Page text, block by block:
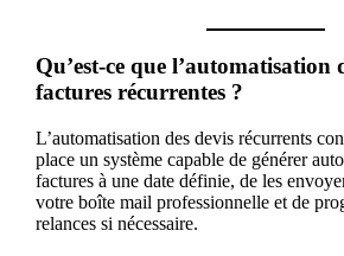
Qu’est-ce que l’automatisation
factures récurrentes ?
L’automatisation des devis récurrents
place un système capable de générer
factures à une date définie, de les
votre boîte mail professionnelle et de
relances si nécessaire.